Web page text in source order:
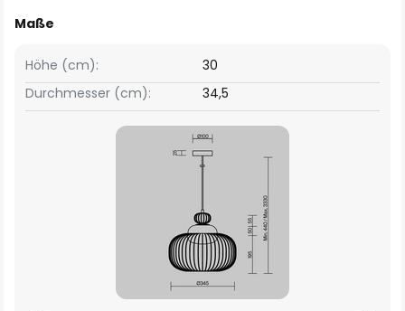
Maße
Höhe (cm):
30
Durchmesser (cm):
34,5